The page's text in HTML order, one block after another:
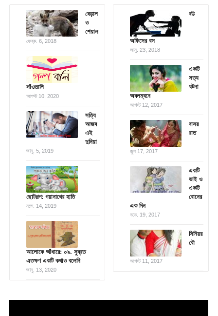
বেড়াল
ও
শেয়াল
ফেব্রু. 6, 2018
সাঁওতালি
আগস্ট 10, 2020
সত্যি
আজব
এই
দুনিয়া
জানু. 5, 2019
ছোটগল্প: গয়ানাথের হাতি
নভে. 14, 2019
আলোকে আঁধারে: ০৯. সুব্রত
এতক্ষণ একটি কথাও বলেনি
জানু. 13, 2020
বউ
অফিসের বস
জানু. 23, 2018
একটি
সত্য
ঘটনা
অবলম্বনে
আগস্ট 12, 2017
বাসর
রাত
জুন 17, 2017
একটি
ভাই ও
একটি
বোনের
এক দিন
নভে. 19, 2017
সিনিয়র
বৌ
আগস্ট 11, 2017